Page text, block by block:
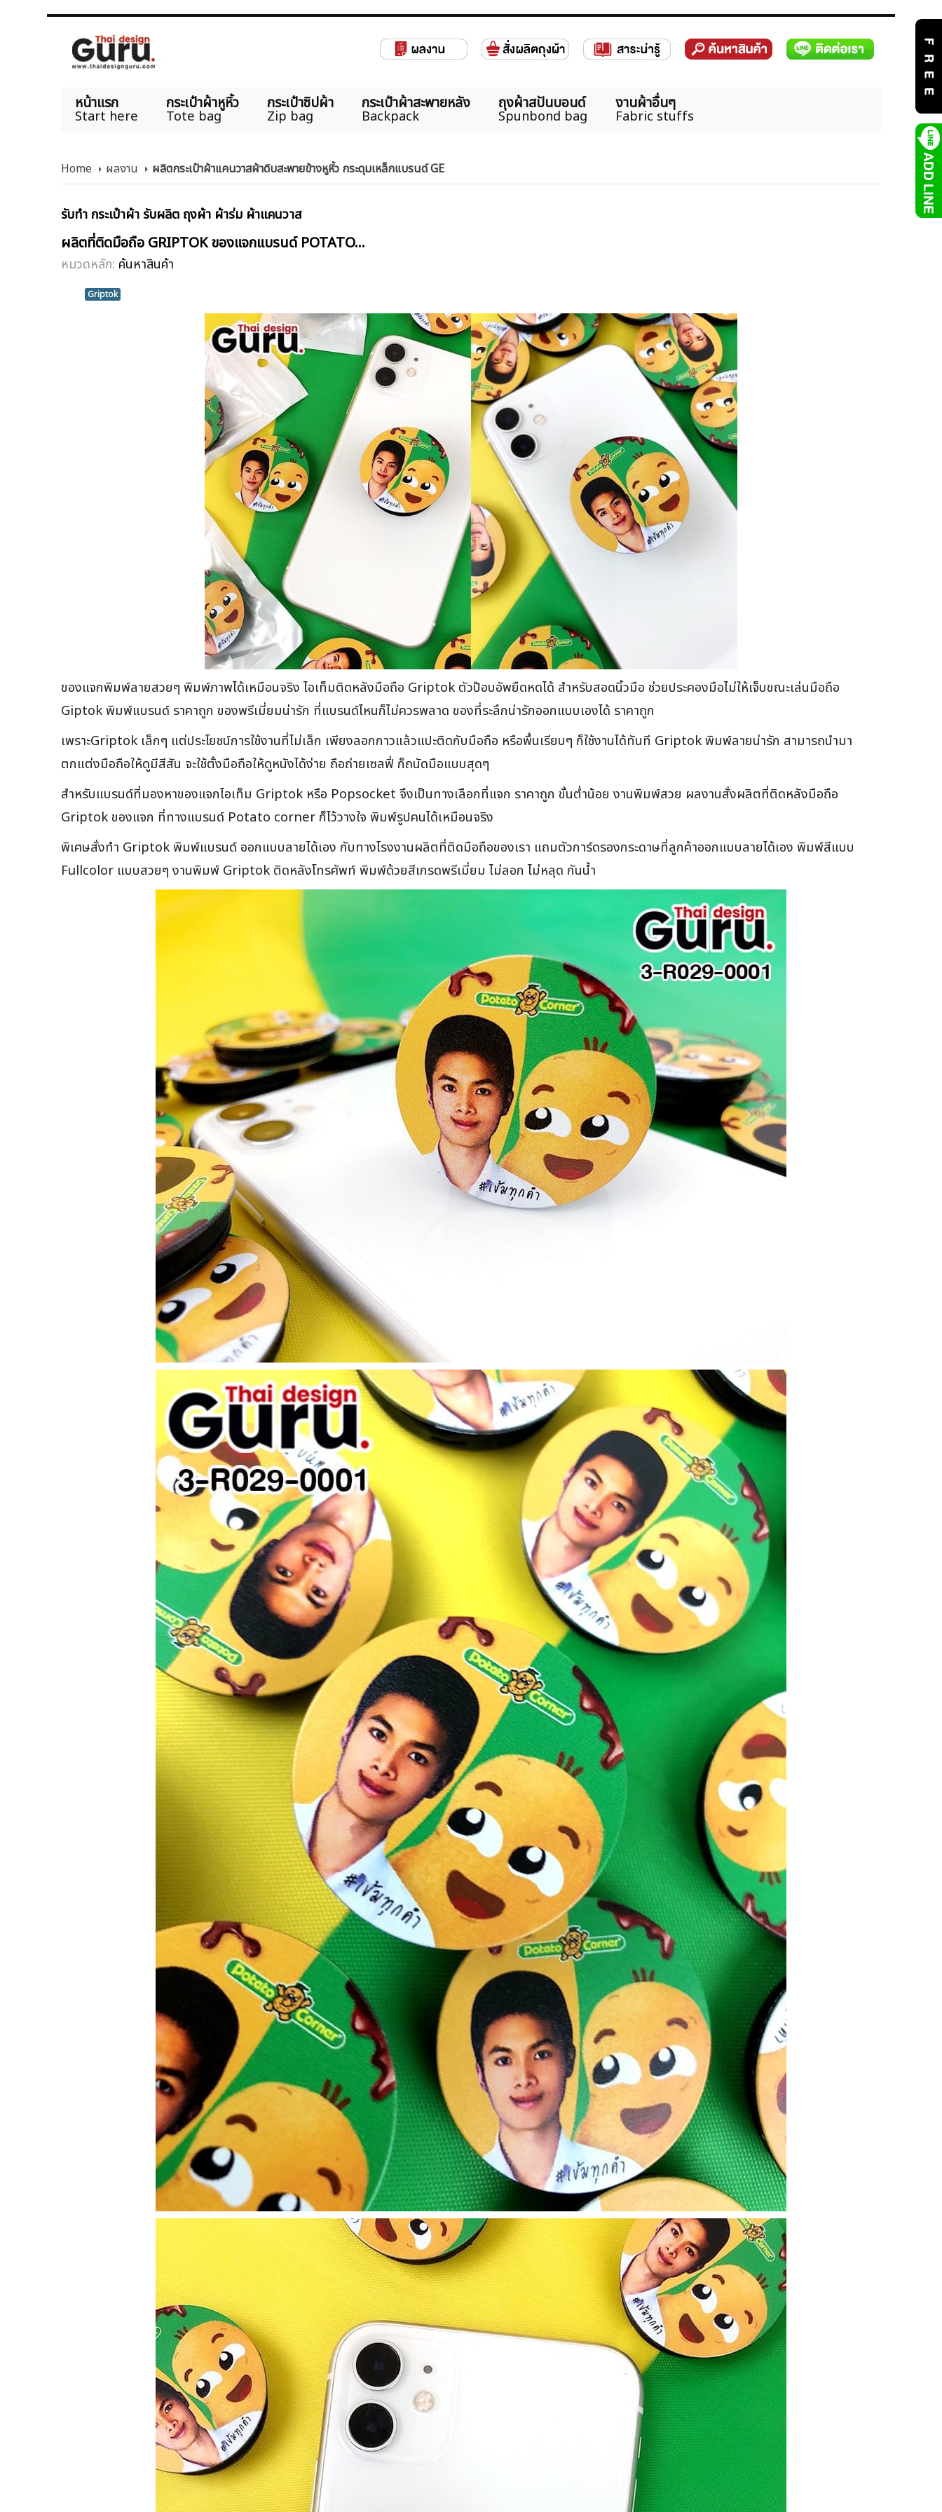
หน้าแรก
Start here
กระเป๋าผ้าหูหิ้ว
Tote bag
กระเป๋าซิปผ้า
Zip bag
กระเป๋าผ้าสะพายหลัง
Backpack
ถุงผ้าสปันบอนด์
Spunbond bag
งานผ้าอื่นๆ
Fabric stuffs
Home ผลงาน ผลิตกระเป๋าผ้าแคนวาสผ้าดิบสะพายข้างหูหิ้ว กระดุมเหล็กแบรนด์ GE
รับทำ กระเป๋าผ้า รับผลิต ถุงผ้า ผ้าร่ม ผ้าแคนวาส
ผลิตที่ติดมือถือ GRIPTOK ของแจกแบรนด์ POTATO...
หมวดหลัก: ค้นหาสินค้า
Griptok
ของแจกพิมพ์ลายสวยๆ พิมพ์ภาพได้เหมือนจริง ไอเท็มติดหลังมือถือ Griptok ตัวป๊อบอัพยืดหดได้ สำหรับสอดนิ้วมือ ช่วยประคองมือไม่ให้เจ็บขณะเล่นมือถือ
Giptok พิมพ์แบรนด์ ราคาถูก ของพรีเมี่ยมน่ารัก ที่แบรนด์ไหนก็ไม่ควรพลาด ของที่ระลึกน่ารักออกแบบเองได้ ราคาถูก
เพราะGriptok เล็กๆ แต่ประโยชน์การใช้งานที่ไม่เล็ก เพียงลอกกาวแล้วแปะติดกับมือถือ หรือพื้นเรียบๆ ก็ใช้งานได้ทันที Griptok พิมพ์ลายน่ารัก สามารถนำมา
ตกแต่งมือถือให้ดูมีสีสัน จะใช้ตั้งมือถือให้ดูหนังได้ง่าย ถือถ่ายเซลฟี่ ก็ถนัดมือแบบสุดๆ
สำหรับแบรนด์ที่มองหาของแจกไอเท็ม Griptok หรือ Popsocket จึงเป็นทางเลือกที่แจก ราคาถูก ขั้นต่ำน้อย งานพิมพ์สวย ผลงานสั่งผลิตที่ติดหลังมือถือ
Griptok ของแจก ที่ทางแบรนด์ Potato corner ก็ไว้วางใจ พิมพ์รูปคนได้เหมือนจริง
พิเศษสั่งทำ Griptok พิมพ์แบรนด์ ออกแบบลายได้เอง กับทางโรงงานผลิตที่ติดมือถือของเรา แถมตัวการ์ดรองกระดาษที่ลูกค้าออกแบบลายได้เอง พิมพ์สีแบบ
Fullcolor แบบสวยๆ งานพิมพ์ Griptok ติดหลังโทรศัพท์ พิมพ์ด้วยสีเกรดพรีเมี่ยม ไม่ลอก ไม่หลุด กันน้ำ